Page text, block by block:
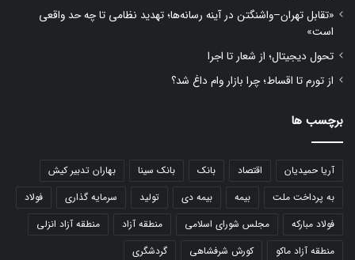
«تقابل تهران–واشنگتن در آینه رسانه‌ها؛ تهدید نظامی تا چه حد واقعی
است»
تحول دیجیتال؛ از شعار تا اجرا
از تورم تا اقساط؛ چرا بازار وام داغ شد؟
برچسب ها
آریا حمیدیان اقتصاد بانک بانک سینا
بهاران تدبیر کیش
به پرداخت ملت
بیمه بیمه دی تولید سرمایه گذاری
فولاد
فولاد مبارکه
مجلس شورای اسلامی منطقه آزاد
منطقه آزاد انزلی
منطقه آزاد ماکو
کورش شرفشاهی گردشگری